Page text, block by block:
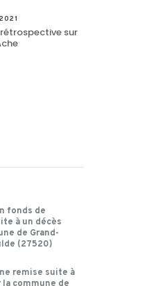
sur
fonds de
à un décès
de Grand-
(27520)
remise suite à